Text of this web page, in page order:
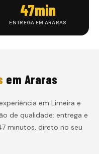
47min
ENTREGA EM ARARAS
em Araras
em Limeira e
de qualidade: entrega e
minutos, direto no seu